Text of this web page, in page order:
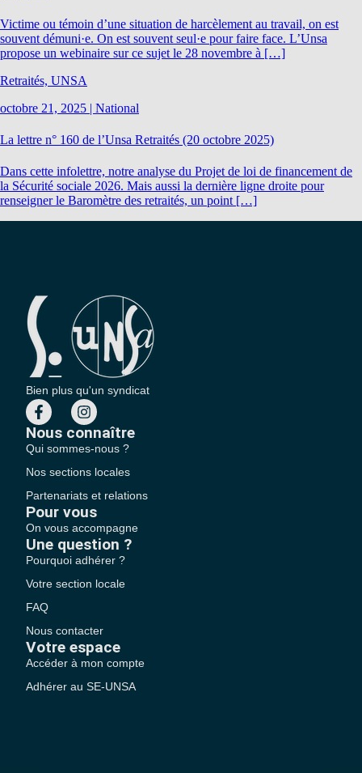
Victime ou témoin d’une situation de harcèlement au travail, on est
souvent démuni·e. On est souvent seul·e pour faire face. L’Unsa
propose un webinaire sur ce sujet le 28 novembre à […]
Retraités, UNSA
octobre 21, 2025 | National
La lettre n° 160 de l’Unsa Retraités (20 octobre 2025)
Dans cette infolettre, notre analyse du Projet de loi de financement de
la Sécurité sociale 2026. Mais aussi la dernière ligne droite pour
renseigner le Baromètre des retraités, un point […]
Bien plus qu'un syndicat
Nous connaître
Qui sommes-nous ?
Nos sections locales
Partenariats et relations
Pour vous
On vous accompagne
Une question ?
Pourquoi adhérer ?
Votre section locale
FAQ
Nous contacter
Votre espace
Accéder à mon compte
Adhérer au SE-UNSA